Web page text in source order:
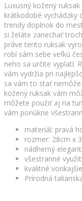
Luxusný kožený
krátkodobé vychádzky
trendy doplnok do
si želáte zanechať
práve tento ruksak
robí sám sebe veľkú
neho sa určite vyplatí.
vám vydržia pri
sa vám to stať
kožený ruksak vám
môžete použiť aj na
vám ponúkne
materiál: pravá
rozmer: 28cm x
nádherný
všestranné
kvalitné
Prírodná